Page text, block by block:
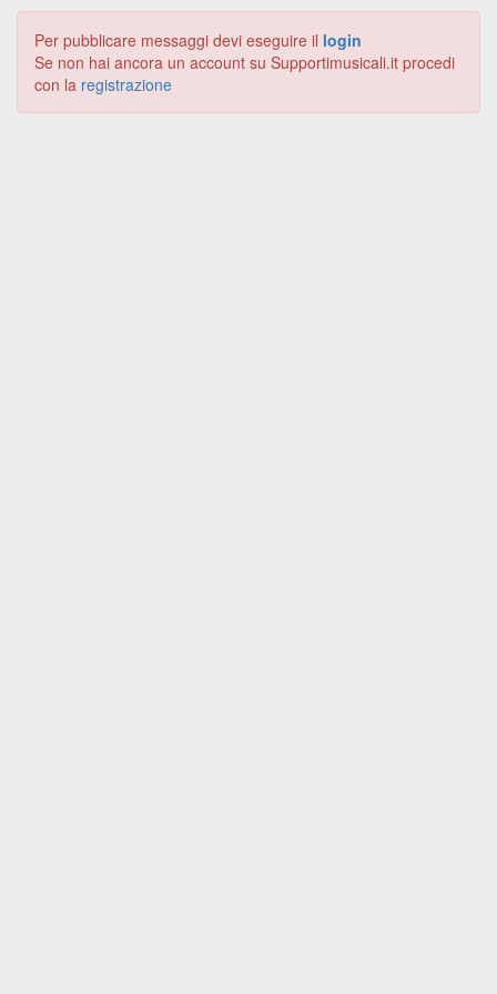
Per pubblicare messaggi devi eseguire il login
Se non hai ancora un account su Supportimusicali.it procedi
con la registrazione